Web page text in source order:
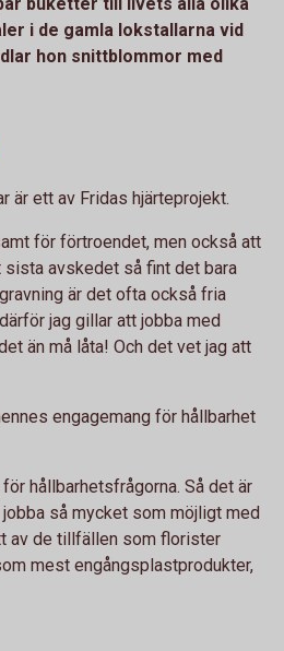
i de gamla lokstallarna vid
hon snittblommor med
är ett av Fridas hjärteprojekt.
för förtroendet, men också att
sista avskedet så fint det bara
är det ofta också fria
jag gillar att jobba med
än må låta! Och det vet jag att
engagemang för hållbarhet
hållbarhetsfrågorna. Så det är
så mycket som möjligt med
av de tillfällen som florister
mest engångsplastprodukter,